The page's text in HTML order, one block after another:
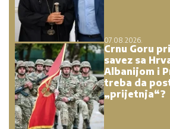
07.08.2026.
Crnu Goru
savez sa
Albanijom i
treba da
„prijetnja“?